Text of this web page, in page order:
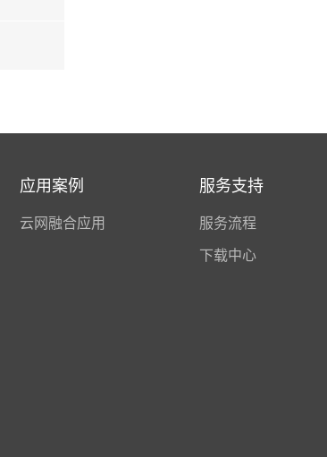
应用案例
云网融合应用
服务支持
服务流程
下载中心